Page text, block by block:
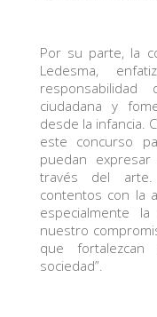
Por su parte, la
Ledesma,
ciudadana y
desde la infancia.
este concurso
puedan
través del arte.
contentos con la
especialmente
nuestro
que
sociedad”.